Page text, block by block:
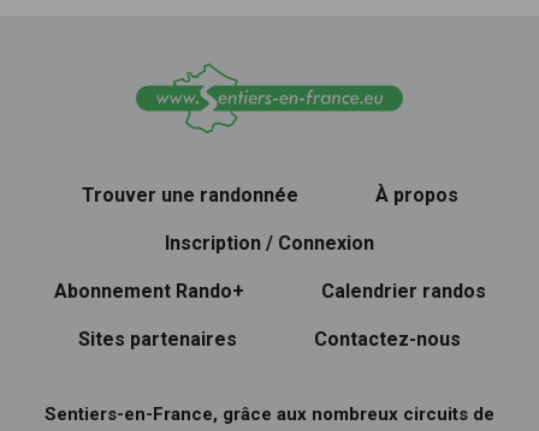
Trouver une randonnée À propos
Inscription / Connexion
Abonnement Rando+ Calendrier randos
Sites partenaires Contactez-nous
Sentiers-en-France, grâce aux nombreux circuits de